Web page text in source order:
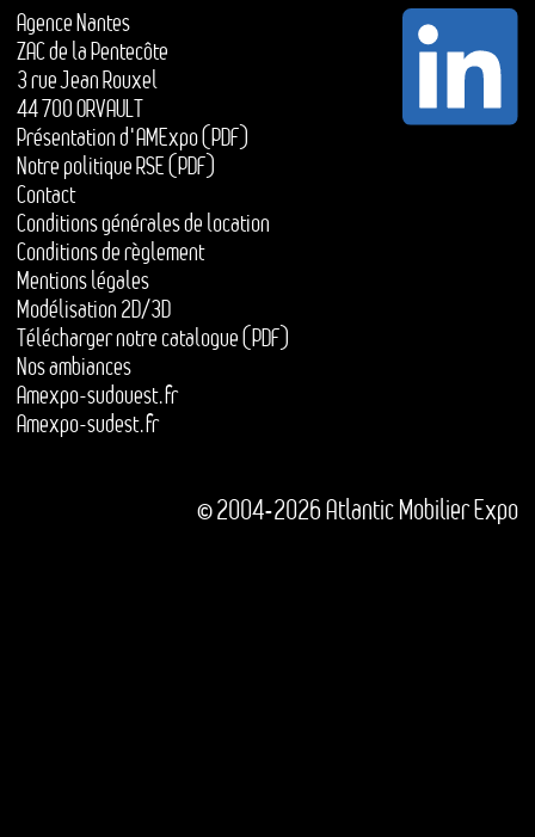
Agence Nantes
ZAC de la Pentecôte
3 rue Jean Rouxel
44 700 ORVAULT
Présentation d'AMExpo (PDF)
Notre politique RSE (PDF)
Contact
Conditions générales de location
Conditions de règlement
Mentions légales
Modélisation 2D/3D
Télécharger notre catalogue (PDF)
Nos ambiances
Amexpo-sudouest.fr
Amexpo-sudest.fr
© 2004-2026 Atlantic Mobilier Expo